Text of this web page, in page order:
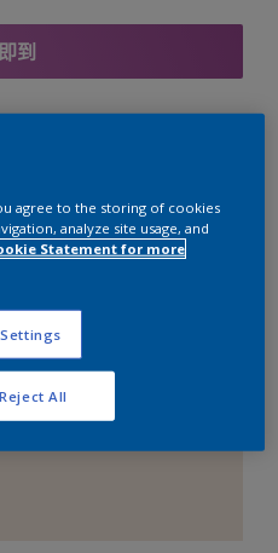
到
彩組合
agree to the storing of cookies
analyze site usage, and
Statement for more
Reject All